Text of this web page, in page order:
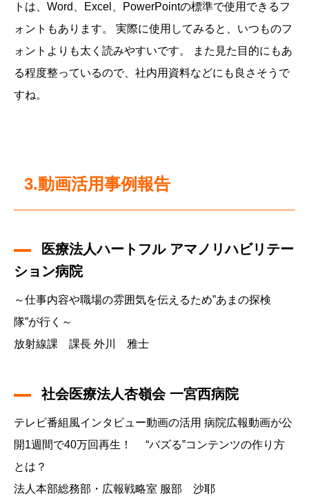
トは、Word、Excel、PowerPointの標準で使用できるフ
ォントもあります。 実際に使用してみると、いつものフ
ォントよりも太く読みやすいです。 また見た目的にもあ
る程度整っているので、社内用資料などにも良さそうで
すね。
3.動画活用事例報告
医療法人ハートフル アマノリハビリテー
ション病院
～仕事内容や職場の雰囲気を伝えるため”あまの探検
隊”が行く～
放射線課 課長 外川 雅士
社会医療法人杏嶺会 一宮西病院
テレビ番組風インタビュー動画の活用 病院広報動画が公
開1週間で40万回再生！ “バズる”コンテンツの作り方
とは？
法人本部総務部・広報戦略室 服部 沙耶